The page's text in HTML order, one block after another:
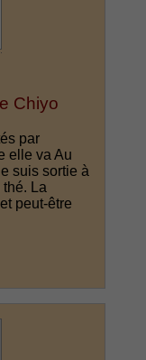
Chiyo
par
elle va Au
suis sortie à
La
peut-être